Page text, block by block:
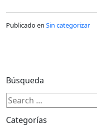
Publicado en Sin categorizar
Búsqueda
Categorías